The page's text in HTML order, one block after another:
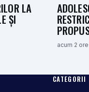
LA
ȘI
acum 2 ore
CATEGORII